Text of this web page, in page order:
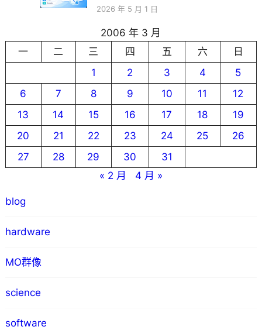
2026 年 5 月 1 日
2006 年 3 月
一
二 三 四 五 六
日
1
2 3 4
5
6
7 8 9 10 11
12
13
14 15 16 17 18
19
20
21 22 23 24 25
26
27
28 29 30
31
« 2 月
4 月 »
blog
hardware
MO群像
science
software